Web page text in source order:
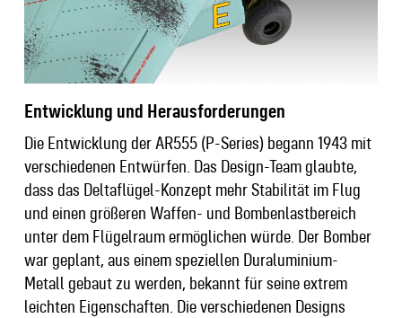
Entwicklung und Herausforderungen
Die Entwicklung der AR555 (P-Series) begann 1943 mit
verschiedenen Entwürfen. Das Design-Team glaubte,
dass das Deltaflügel-Konzept mehr Stabilität im Flug
und einen größeren Waffen- und Bombenlastbereich
unter dem Flügelraum ermöglichen würde. Der Bomber
war geplant, aus einem speziellen Duraluminium-
Metall gebaut zu werden, bekannt für seine extrem
leichten Eigenschaften. Die verschiedenen Designs